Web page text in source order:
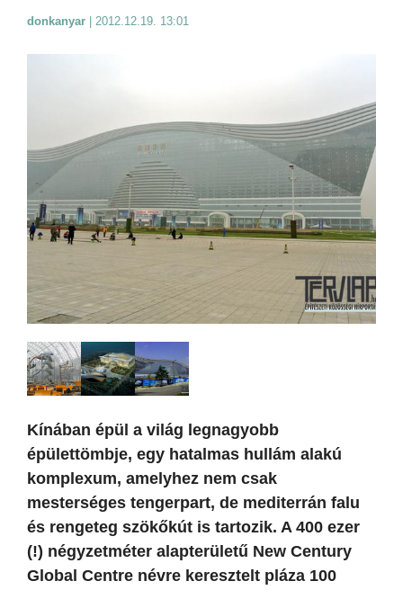
donkanyar 2012.12.19. 13:01
Kínában épül a világ legnagyobb
épülettömbje, egy hatalmas hullám alakú
komplexum, amelyhez nem csak
mesterséges tengerpart, de mediterrán falu
és rengeteg szökőkút is tartozik. A 400 ezer
(!) négyzetméter alapterületű New Century
Global Centre névre keresztelt pláza 100